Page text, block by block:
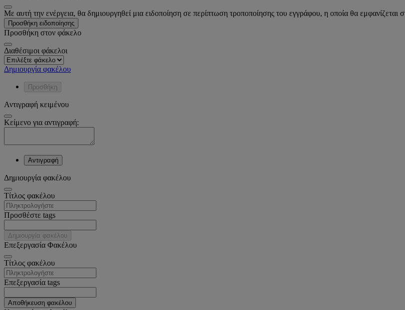
Με αυτή την ενέργεια, θα δημιουργηθεί μια ειδοποίηση σε περίπτωση τροποποίησης του εγγράφου, η οποία θα εμφανίζεται
Προσθήκη ειδοποίησης
Προσθήκη στον φάκελο
Διαθέσιμοι φάκελοι
Δημιουργία φακέλου
Προσθήκη
Αντιγραφή κειμένου
Κείμενο για αντιγραφή:
Αντιγραφή
Δημιουργία φακέλου
Tίτλος φακέλου
Προσθέστε tags
Δημιουργία φακέλου
Επεξεργασία Φακέλου
Tίτλος φακέλου
Επεξεργασία tags
Αποθήκευση φακέλου